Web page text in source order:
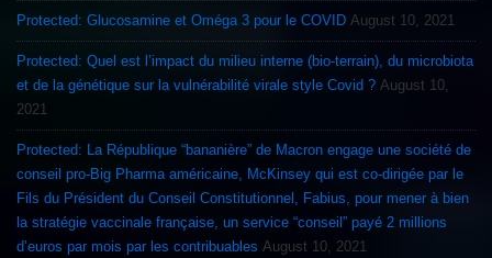
Protected: Glucosamine et Oméga 3 pour le COVID August 10, 2021
Protected: Quel est l’impact du milieu interne (bio-terrain), du microbiota
et de la génétique sur la vulnérabilité virale style Covid ? August 10,
2021
Protected: La République “bananière” de Macron engage une société de
conseil pro-Big Pharma américaine, McKinsey qui est co-dirigée par le
Fils du Président du Conseil Constitutionnel, Fabius, pour mener à bien
la stratégie vaccinale française, un service “conseil” payé 2 millions
d’euros par mois par les contribuables August 10, 2021